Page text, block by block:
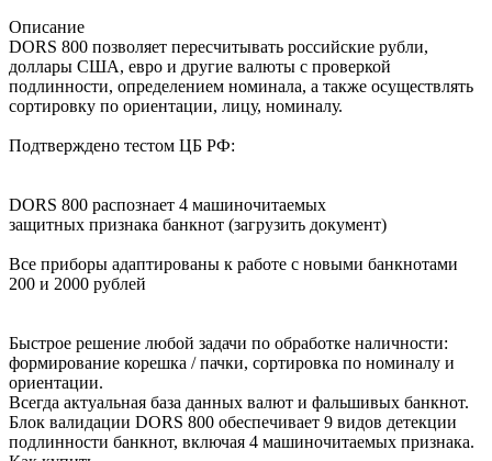
Описание
DORS 800 позволяет пересчитывать российские рубли,
доллары США, евро и другие валюты с проверкой
подлинности, определением номинала, а также осуществлять
сортировку по ориентации, лицу, номиналу.
Подтверждено тестом ЦБ РФ:
DORS 800 распознает 4 машиночитаемых
защитных признака банкнот (загрузить документ)
Все приборы адаптированы к работе с новыми банкнотами
200 и 2000 рублей
Быстрое решение любой задачи по обработке наличности:
формирование корешка / пачки, сортировка по номиналу и
ориентации.
Всегда актуальная база данных валют и фальшивых банкнот.
Блок валидации DORS 800 обеспечивает 9 видов детекции
подлинности банкнот, включая 4 машиночитаемых признака.